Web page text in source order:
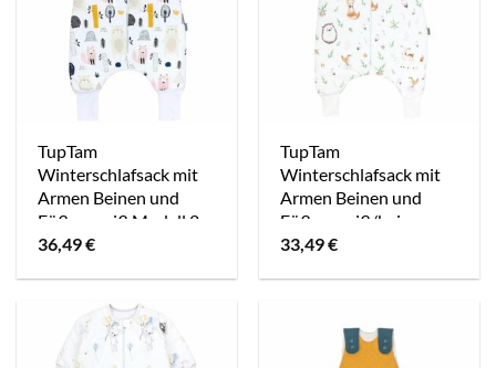
TupTam
Winterschlafsack mit
Armen Beinen und
Füßen weiß Modell 2
36,49€
TupTam
Winterschlafsack mit
Armen Beinen und
Füßen weiß/beige
33,49€